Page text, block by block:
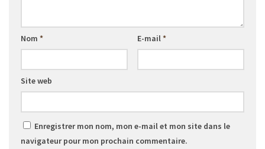
Nom * E-mail*
Site web
Enregistrer mon nom, mon e-mail et mon site dans le
navigateur pour mon prochain commentaire.